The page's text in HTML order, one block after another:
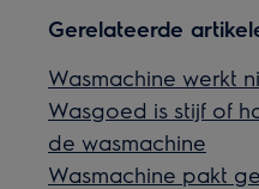
Gerelateerde
Wasmachine werkt
Wasgoed is stijf of
de wasmachine
Wasmachine pakt